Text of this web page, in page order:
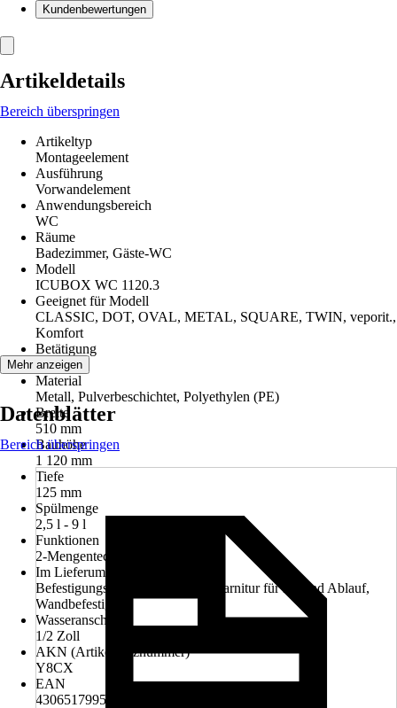
Kundenbewertungen
Artikeldetails
Bereich überspringen
Artikeltyp
Montageelement
Ausführung
Vorwandelement
Anwendungsbereich
WC
Räume
Badezimmer, Gäste-WC
Modell
ICUBOX WC 1120.3
Geeignet für Modell
CLASSIC, DOT, OVAL, METAL, SQUARE, TWIN, veporit.,
Komfort
Betätigung
Vorne
Material
Metall, Pulverbeschichtet, Polyethylen (PE)
Breite
510 mm
Bauhöhe
1 120 mm
Tiefe
125 mm
Spülmenge
2,5 l - 9 l
Funktionen
2-Mengentechnik
Im Lieferumfang enthalten
Befestigungsmaterial, Anschlussgarnitur für Zu-und Ablauf,
Wandbefestigung
Wasseranschluss
1/2 Zoll
AKN (Artikelkurznummer)
Y8CX
EAN
4306517995706
Mehr anzeigen
Datenblätter
Bereich überspringen